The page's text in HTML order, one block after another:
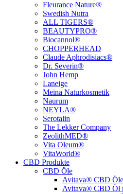
Fleurance Nature®
Swedish Nutra
ALL TIGERS®
BEAUTYPRO®
Biocannol®
CHOPPERHEAD
Claude Aphrodisiacs®
Dr. Severin®
John Hemp
Laneige
Meina Naturkosmetik
Naurum
NEYLA®
Serotalin
The Lekker Company
ZeolithMED®
Vita Oleum®
VitaWorld®
CBD Produkte
CBD Öle
Avitava® CBD Öle
Avitava® CBD Öl